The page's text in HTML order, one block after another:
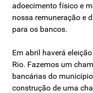
adoecimento físico e
nossa remuneração e
para os bancos.
Em abril haverá
Rio. Fazemos um
bancárias do
construção de uma